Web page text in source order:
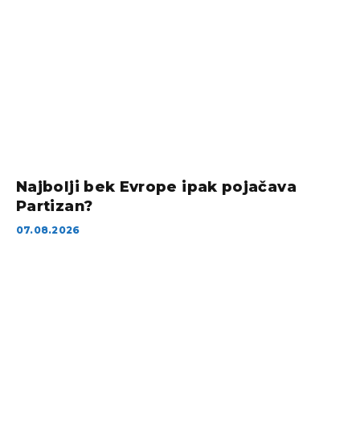
Najbolji bek Evrope ipak pojačava
Partizan?
07.08.2026